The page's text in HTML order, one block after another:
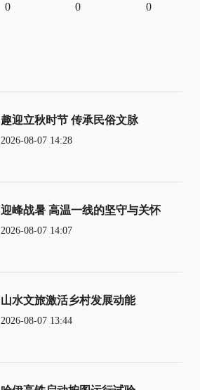
0 0 0
趣迎立秋时节 传承民俗文脉
2026-08-07 14:28
迎峰战暑 高温一线的坚守与关怀
2026-08-07 14:07
山水文旅激活乡村发展动能
2026-08-07 13:44